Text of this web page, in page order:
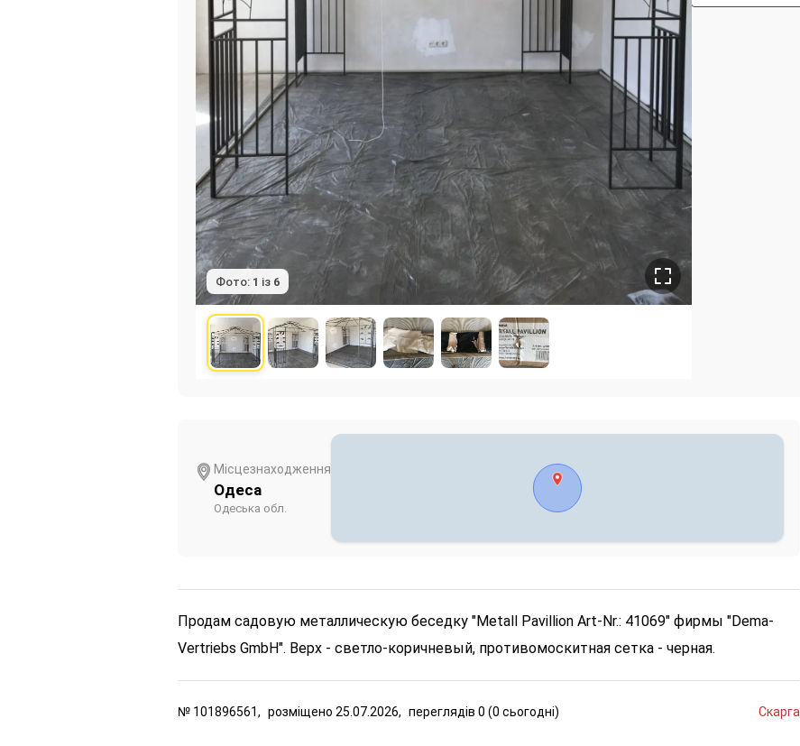
Фото: 1 із 6
Місцезнаходження
Одеса
Одеська обл.
Продам садовую металлическую беседку "Metall Pavillion Art-Nr.: 41069" фирмы "Dema-
Vertriebs GmbH". Верх - светло-коричневый, противомоскитная сетка - черная.
№ 101896561, розміщено 25.07.2026, переглядів 0 (0 сьогодні) Скарга